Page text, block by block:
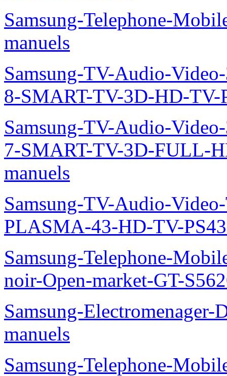
Samsung-Telephone-
manuels
Samsung-TV-Audio-
8-SMART-TV-3D-HD-TV-
Samsung-TV-Audio-
7-SMART-TV-3D-FULL-
manuels
Samsung-TV-Audio-
PLASMA-43-HD-TV-
Samsung-Telephone-
noir-Open-market-GT-
Samsung-Electromenager-
manuels
Samsung-Telephone-